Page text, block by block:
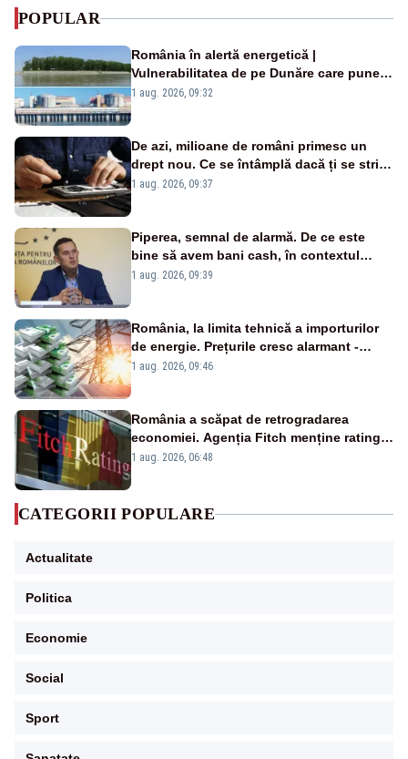
POPULAR
România în alertă energetică |
Vulnerabilitatea de pe Dunăre care pune
în pericol Centrala Cernavodă era
1 aug. 2026, 09:32
De azi, milioane de români primesc un
drept nou. Ce se întâmplă dacă ți se strică
un produs
1 aug. 2026, 09:37
Piperea, semnal de alarmă. De ce este
bine să avem bani cash, în contextul
alertei energetice?
1 aug. 2026, 09:39
România, la limita tehnică a importurilor
de energie. Prețurile cresc alarmant -
Analiză Realitatea Plus
1 aug. 2026, 09:46
România a scăpat de retrogradarea
economiei. Agenția Fitch menține ratingul
„BBB-” cu perspectivă negativă
1 aug. 2026, 06:48
CATEGORII POPULARE
Actualitate
Politica
Economie
Social
Sport